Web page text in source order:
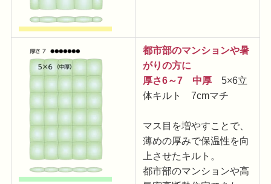
都市部のマンションや暑
がりの方に
厚さ6～7 中厚 5×6立
体キルト 7cmマチ
マス目を増やすことで、
薄めの厚みで保温性を向
上させたキルト。
都市部のマンションや高